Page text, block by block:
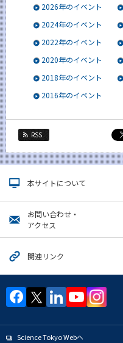
2026年のイベント
2024年のイベント
2022年のイベント
2020年のイベント
2018年のイベント
2016年のイベント
RSS
本サイトについて
お問い合わせ・
アクセス
関連リンク
Science Tokyo Webヘ
Future
Admissions
News
イベントカレンダー
今後のイベント
今後の課程別イベント
年別アーカイブ